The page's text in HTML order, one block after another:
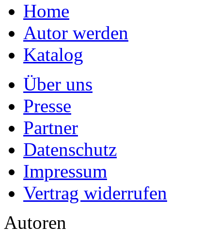
Home
Autor werden
Katalog
Über uns
Presse
Partner
Datenschutz
Impressum
Vertrag widerrufen
Autoren